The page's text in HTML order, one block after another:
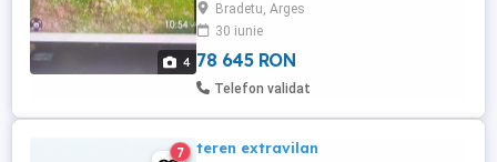
4
Bradetu, Arges
30 iunie
78 645 RON
Telefon validat
7 teren extravilan